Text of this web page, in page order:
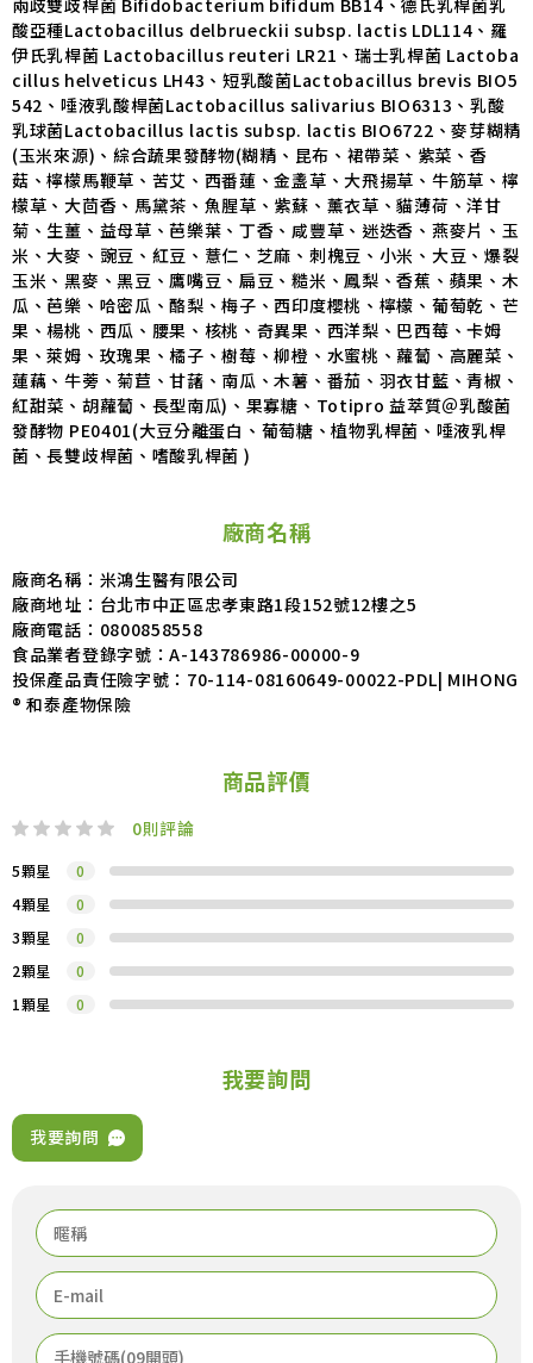
酸亞種Lactobacillus delbrueckii subsp. lactis LDL114、羅
伊氏乳桿菌 Lactobacillus reuteri LR21、瑞士乳桿菌 Lactoba
cillus helveticus LH43、短乳酸菌Lactobacillus brevis BIO5
542、唾液乳酸桿菌Lactobacillus salivarius BIO6313、乳酸
乳球菌Lactobacillus lactis subsp. lactis BIO6722、麥芽糊精
(玉米來源)、綜合蔬果發酵物(糊精、昆布、裙帶菜、紫菜、香
菇、檸檬馬鞭草、苦艾、西番蓮、金盞草、大飛揚草、牛筋草、檸
檬草、大茴香、馬黛茶、魚腥草、紫蘇、薰衣草、貓薄荷、洋甘
菊、生薑、益母草、芭樂葉、丁香、咸豐草、迷迭香、燕麥片、玉
米、大麥、豌豆、紅豆、薏仁、芝麻、刺槐豆、小米、大豆、爆裂
玉米、黑麥、黑豆、鷹嘴豆、扁豆、糙米、鳳梨、香蕉、蘋果、木
瓜、芭樂、哈密瓜、酪梨、梅子、西印度櫻桃、檸檬、葡萄乾、芒
果、楊桃、西瓜、腰果、核桃、奇異果、西洋梨、巴西莓、卡姆
果、萊姆、玫瑰果、橘子、樹莓、柳橙、水蜜桃、蘿蔔、高麗菜、
蓮藕、牛蒡、菊苣、甘藷、南瓜、木薯、番茄、羽衣甘藍、青椒、
紅甜菜、胡蘿蔔、長型南瓜)、果寡糖、Totipro 益萃質＠乳酸菌
發酵物 PE0401(大豆分離蛋白、葡萄糖、植物乳桿菌、唾液乳桿
菌、長雙歧桿菌、嗜酸乳桿菌 )
廠商名稱
廠商名稱：米鴻生醫有限公司
廠商地址：台北市中正區忠孝東路1段152號12樓之5
廠商電話：0800858558
食品業者登錄字號：A-143786986-00000-9
投保產品責任險字號：70-114-08160649-00022-PDL| MIHONG
® 和泰產物保險
商品評價
0則評論
5顆星
0
4顆星
0
3顆星
0
2顆星
0
1顆星
0
我要詢問
我要詢問